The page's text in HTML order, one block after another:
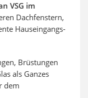
VSG im
Dachfenstern,
Hauseingangs-
Brüstungen
als Ganzes
dem